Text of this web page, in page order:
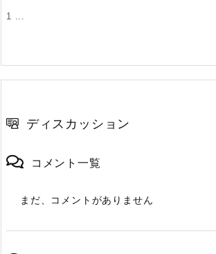
1 ...
ディスカッション
コメント一覧
まだ、コメントがありません